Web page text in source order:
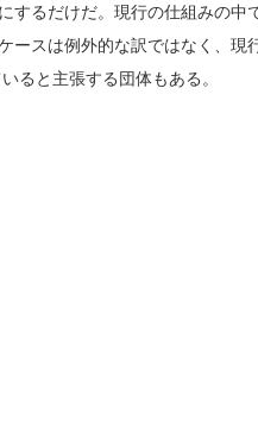
するだけだ。現行の仕組みの中
ースは例外的な訳ではなく、現
ると主張する団体もある。